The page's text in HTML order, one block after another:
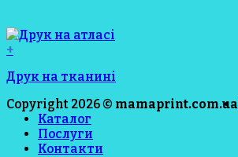
+
Друк на тканині
Copyright 2026 © mamaprint.com.ua
Каталог
Послуги
Контакти